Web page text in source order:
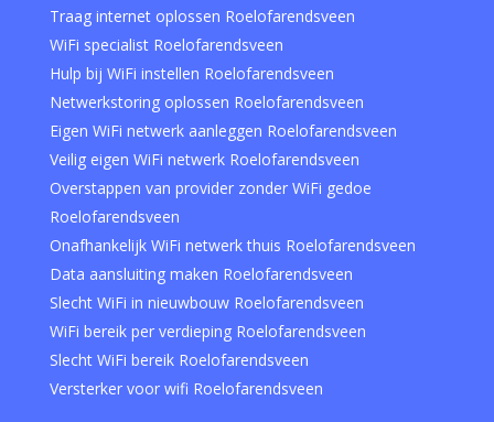
Traag internet oplossen Roelofarendsveen
WiFi specialist Roelofarendsveen
Hulp bij WiFi instellen Roelofarendsveen
Netwerkstoring oplossen Roelofarendsveen
Eigen WiFi netwerk aanleggen Roelofarendsveen
Veilig eigen WiFi netwerk Roelofarendsveen
Overstappen van provider zonder WiFi gedoe
Roelofarendsveen
Onafhankelijk WiFi netwerk thuis Roelofarendsveen
Data aansluiting maken Roelofarendsveen
Slecht WiFi in nieuwbouw Roelofarendsveen
WiFi bereik per verdieping Roelofarendsveen
Slecht WiFi bereik Roelofarendsveen
Versterker voor wifi Roelofarendsveen